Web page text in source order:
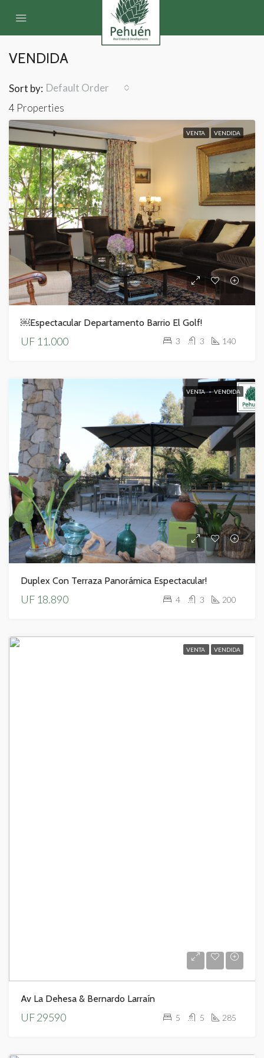
VENDIDA
4 Properties
Sort by: Default Order
VENTA VENDIDA
￼Espectacular Departamento Barrio El Golf!
UF 11.000 3 3 140
VENTA VENDIDA
Duplex Con Terraza Panorámica Espectacular!
UF 18.890 4 3 200
VENTA VENDIDA
Av La Dehesa & Bernardo Larraín
UF 29590 5 5 285